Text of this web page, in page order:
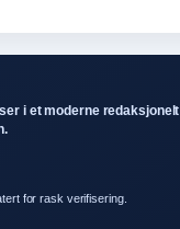
i et moderne redaksjonelt
for rask verifisering.